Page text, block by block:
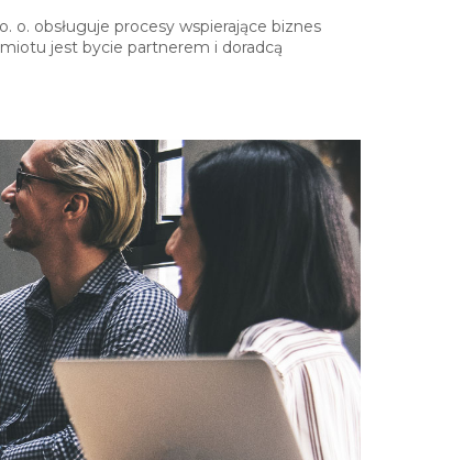
o. obsługuje procesy wspierające biznes
jest bycie partnerem i doradcą